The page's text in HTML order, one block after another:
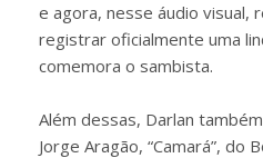
e agora, nesse áudio visual,
registrar oficialmente uma
comemora o sambista.
Além dessas, Darlan
Jorge Aragão, “Camará”, do